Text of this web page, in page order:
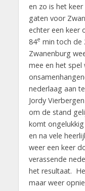
en zo is het
gaten voor
echter een keer
84e min toch de
Zwanenburg
mee en het
nederlaag aan
Jordy
om de stand
komt
en na vele
weer een keer
verassende
het resultaat.
maar weer